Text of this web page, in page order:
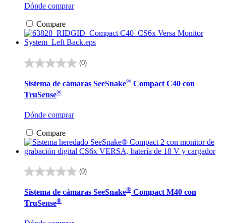
Dónde comprar
Compare
(0)
0.0
5
estrellas.
Sistema de cámaras SeeSnake® Compact C40 con
TruSense®
Dónde comprar
Compare
(0)
0.0
5
estrellas.
Sistema de cámaras SeeSnake® Compact M40 con
TruSense®